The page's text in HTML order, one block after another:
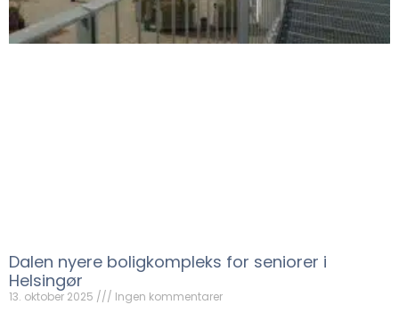
Dalen nyere boligkompleks for seniorer i
Helsingør
13. oktober 2025 Ingen kommentarer